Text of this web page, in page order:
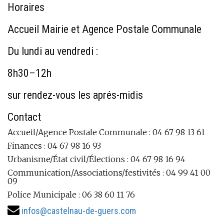
Horaires
Accueil Mairie et Agence Postale Communale
Du lundi au vendredi :
8h30–12h
sur rendez-vous les aprés-midis
Contact
Accueil/Agence Postale Communale : 04 67 98 13 61
Finances : 04 67 98 16 93
Urbanisme/État civil/Élections : 04 67 98 16 94
Communication/Associations/festivités : 04 99 41 00
09
Police Municipale : 06 38 60 11 76
infos@castelnau-de-guers.com